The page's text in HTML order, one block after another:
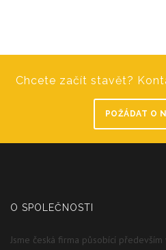
Chcete začít stavět?
POŽÁDAT O
O SPOLEČNOSTI
Jsme česká firma působící